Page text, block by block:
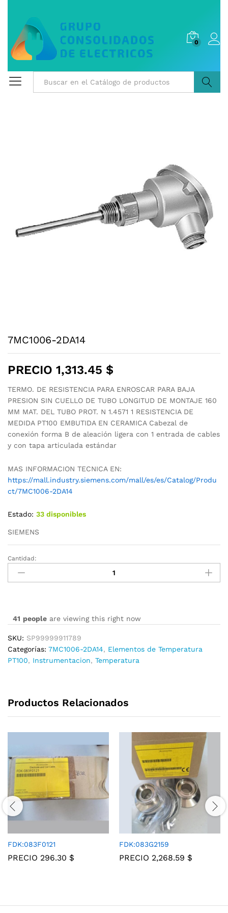
0
7MC1006-2DA14
PRECIO 1,313.45 $
TERMO. DE RESISTENCIA PARA ENROSCAR PARA BAJA
PRESION SIN CUELLO DE TUBO LONGITUD DE MONTAJE 160
MM MAT. DEL TUBO PROT. N 1.4571 1 RESISTENCIA DE
MEDIDA PT100 EMBUTIDA EN CERAMICA Cabezal de
conexión forma B de aleación ligera con 1 entrada de cables
y con tapa articulada estándar
MAS INFORMACION TECNICA EN:
https://mall.industry.siemens.com/mall/es/es/Catalog/Produ
ct/7MC1006-2DA14
Estado: 33 disponibles
SIEMENS
7MC1006-
2DA14
cantidad
Cantidad:
41 people are viewing this right now
SKU: SP99999911789
Categorías: 7MC1006-2DA14, Elementos de Temperatura
PT100, Instrumentacion, Temperatura
Productos Relacionados
FDK:083F0121
PRECIO 296.30 $
FDK:083G2159
PRECIO 2,268.59 $